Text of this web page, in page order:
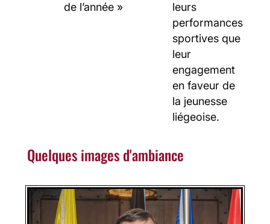
de l’année »
leurs
performances
sportives que
leur
engagement
en faveur de
la jeunesse
liégeoise.
Quelques images d'ambiance